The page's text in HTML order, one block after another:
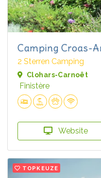
Camping Croas-
2 Sterren Camping
Clohars-Carnoët
Finistère
Website
TOPKEUZE